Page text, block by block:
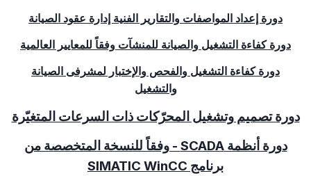
دورة إعداد المواصفات والتقارير الفنية إدارة عقود الصيانة
دورة كفاءة التشغيل والصيانة للمنشآت وفقاً للمعايير العالمية
دورة كفاءة التشغيل والفحص والإختبار لمشرفى الصيانة
والتشغيل
دورة تصميم وتشغيل المحرّكات ذات السرعات المتغيّرة
دورة أنظمة SCADA- وفقاً للنسخة المتخصصة من
برنامج SIMATIC WinCC